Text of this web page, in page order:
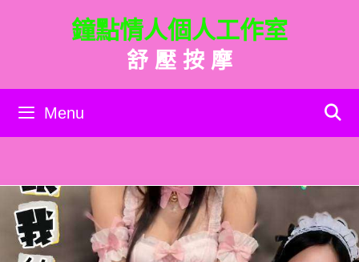
內
鐘點情人個人工作室
舒 壓 按 摩
Menu